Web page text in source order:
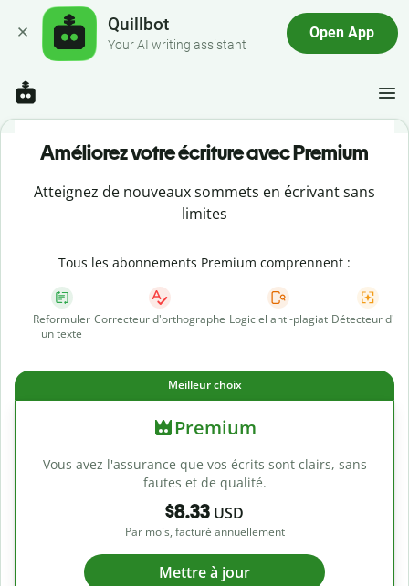
Quillbot
Your AI writing assistant
Open App
Améliorez votre écriture avec Premium
Atteignez de nouveaux sommets en écrivant sans
limites
Tous les abonnements Premium comprennent :
Reformuler
un texte
Correcteur d'orthographe Logiciel anti-plagiat Détecteur d'IA
Meilleur choix
Premium
Vous avez l'assurance que vos écrits sont clairs, sans
fautes et de qualité.
$8.33 USD
Par mois, facturé annuellement
Mettre à jour